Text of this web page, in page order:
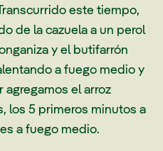
este tiempo,
de la cazuela a un perol
y el butifarrón
a fuego medio y
el arroz
los 5 primeros minutos a
a fuego medio.